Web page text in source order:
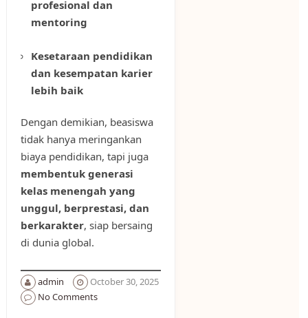
profesional dan
mentoring
Kesetaraan pendidikan
dan kesempatan karier
lebih baik
Dengan demikian, beasiswa
tidak hanya meringankan
biaya pendidikan, tapi juga
membentuk generasi
kelas menengah yang
unggul, berprestasi, dan
berkarakter, siap bersaing
di dunia global.
admin
October 30, 2025
No Comments